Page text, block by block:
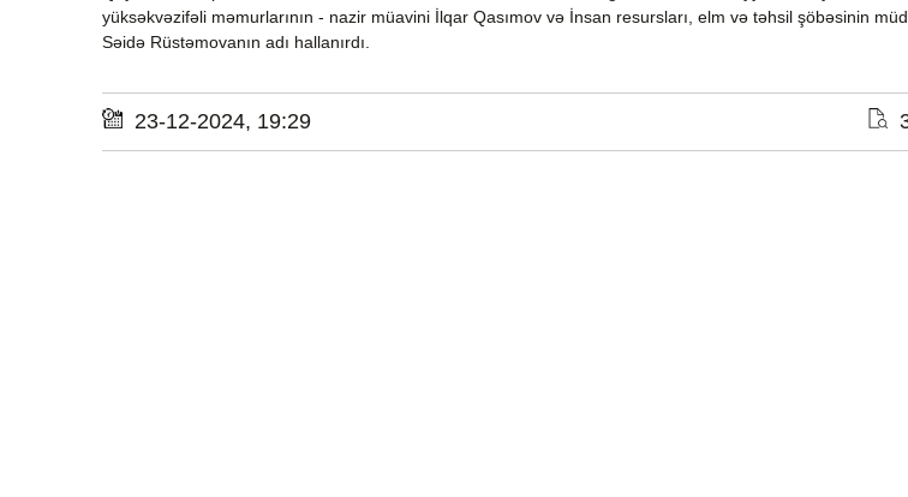
yüksəkvəzifəli məmurlarının - nazir müavini İlqar Qasımov və İnsan resursları, elm və təhsil şöbəsinin
Səidə Rüstəmovanın adı hallanırdı.
23-12-2024, 19:29